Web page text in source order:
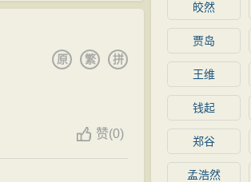
拼
繁
原
赞(0)
皎然
贾岛
王维
钱起
郑谷
孟浩然